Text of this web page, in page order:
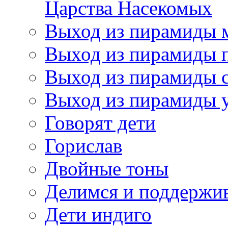
Царства Насекомых
Выход из пирамиды
Выход из пирамиды
Выход из пирамиды
Выход из пирамиды
Говорят дети
Горислав
Двойные тоны
Делимся и
Дети индиго